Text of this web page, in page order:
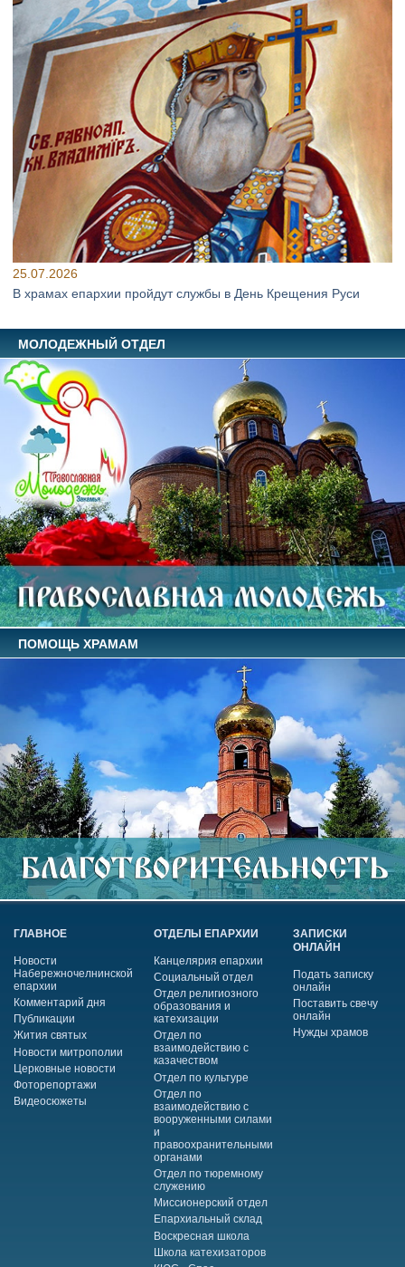
25.07.2026
В храмах епархии пройдут службы в День Крещения Руси
МОЛОДЕЖНЫЙ ОТДЕЛ
ПОМОЩЬ ХРАМАМ
ГЛАВНОЕ
Новости
Набережночелнинской
епархии
Комментарий дня
Публикации
Жития святых
Новости митрополии
Церковные новости
Фоторепортажи
Видеосюжеты
ОТДЕЛЫ ЕПАРХИИ
Канцелярия епархии
Социальный отдел
Отдел религиозного
образования и
катехизации
Отдел по
взаимодействию с
казачеством
Отдел по культуре
Отдел по
взаимодействию с
вооруженными силами
и
правоохранительными
органами
Отдел по тюремному
служению
Миссионерский отдел
Епархиальный склад
Воскресная школа
Школа катехизаторов
ЗАПИСКИ
ОНЛАЙН
Подать записку
онлайн
Поставить свечу
онлайн
Нужды храмов